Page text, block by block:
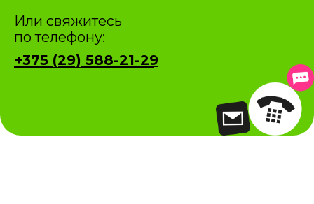
Или свяжитесь
по телефону:
+375 (29) 588-21-29